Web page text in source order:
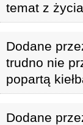
temat z
Dodane
trudno nie
popartą
Dodane